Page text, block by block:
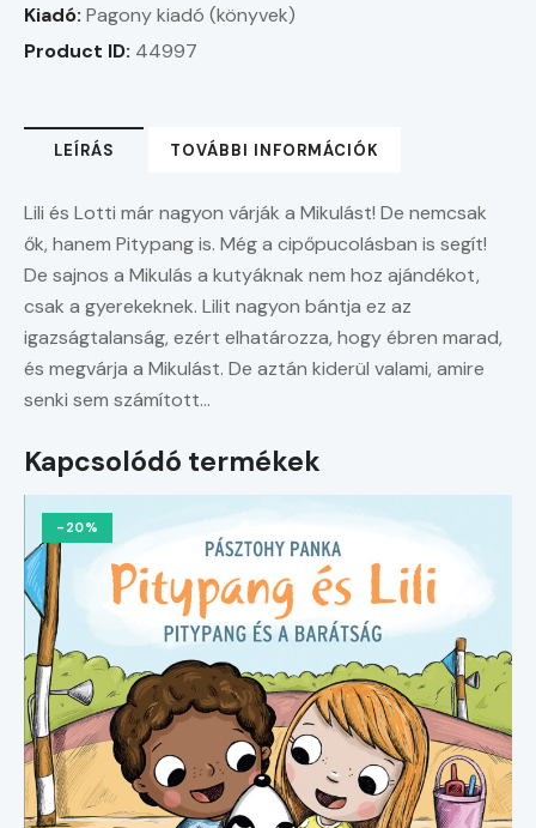
Kiadó: Pagony kiadó (könyvek)
Product ID: 44997
LEÍRÁS TOVÁBBI INFORMÁCIÓK
Lili és Lotti már nagyon várják a Mikulást! De nemcsak
ők, hanem Pitypang is. Még a cipőpucolásban is segít!
De sajnos a Mikulás a kutyáknak nem hoz ajándékot,
csak a gyerekeknek. Lilit nagyon bántja ez az
igazságtalanság, ezért elhatározza, hogy ébren marad,
és megvárja a Mikulást. De aztán kiderül valami, amire
senki sem számított…
Kapcsolódó termékek
-20%